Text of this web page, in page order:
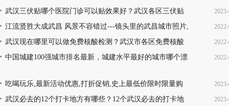
楼热干面无人不知无人不晓
武汉三伏贴哪个医院门诊可以贴效果好？武汉各区三伏贴
医院门诊名单地址(就诊时间+门诊地点+价格查询+预
江流贤胜大成武昌 风景不容错过---镜头里的武昌城市照片,
韵味十足又充满活力
武汉现在哪里可以做免费核酸检测？武汉市各区免费核酸
检测地点位置咨询电话及时间(部分24小时检测)
中国城建100强城市排名最新，城建水平最好的城市哪个漂
吃喝玩乐,最新活动优惠,打折促销,史上最低价限时限量购
买,天天更新,超省钱,快来抢购!
武汉必去的12个打卡地方有哪些？12个武汉必去的打卡地